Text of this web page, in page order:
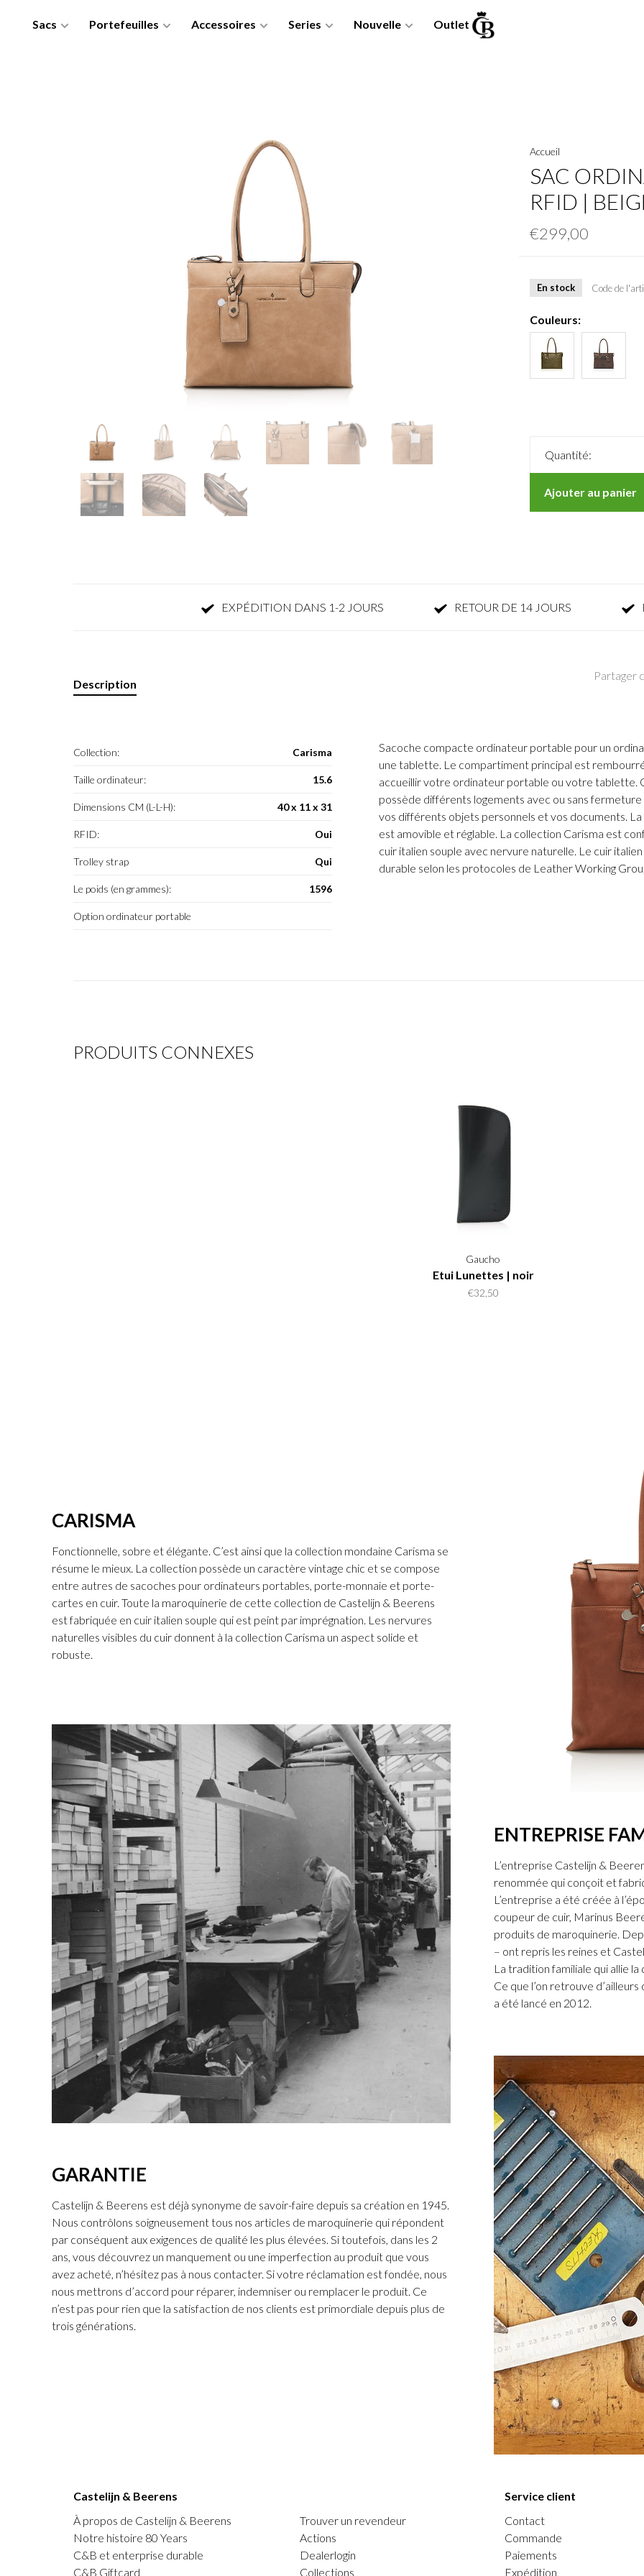
Sacs Portefeuilles Accessoires Series Nouvelle Outlet
Accueil
SAC
RFID |
€299,00
En stock Code de
Couleurs:
Quantité:
Ajouter au panier
EXPÉDITION DANS 1-2 JOURS RETOUR DE 14 JOURS
Partager
Description
Collection: Carisma
Taille ordinateur: 15.6
Dimensions CM (L-L-H): 40 x 11 x 31
RFID: Oui
Trolley strap Qui
Le poids (en grammes): 1596
Option ordinateur portable
Sacoche compacte ordinateur portable pour un
une tablette. Le compartiment principal est
accueillir votre ordinateur portable ou votre tablette.
possède différents logements avec ou sans
vos différents objets personnels et vos documents.
est amovible et réglable. La collection Carisma est
cuir italien souple avec nervure naturelle. Le cuir
durable selon les protocoles de Leather Working
PRODUITS CONNEXES
Gaucho
Etui Lunettes | noir
€32,50
CARISMA
Fonctionnelle, sobre et élégante. C’est ainsi que la collection mondaine Carisma se
résume le mieux. La collection possède un caractère vintage chic et se compose
entre autres de sacoches pour ordinateurs portables, porte-monnaie et porte-
cartes en cuir. Toute la maroquinerie de cette collection de Castelijn & Beerens
est fabriquée en cuir italien souple qui est peint par imprégnation. Les nervures
naturelles visibles du cuir donnent à la collection Carisma un aspect solide et
robuste.
ENTREPRISE
L’entreprise Castelijn &
renommée qui conçoit et
L’entreprise a été créée à
coupeur de cuir, Marinus
produits de maroquinerie.
– ont repris les reines et
La tradition familiale qui allie
Ce que l’on retrouve
a été lancé en 2012.
GARANTIE
Castelijn & Beerens est déjà synonyme de savoir-faire depuis sa création en 1945.
Nous contrôlons soigneusement tous nos articles de maroquinerie qui répondent
par conséquent aux exigences de qualité les plus élevées. Si toutefois, dans les 2
ans, vous découvrez un manquement ou une imperfection au produit que vous
avez acheté, n’hésitez pas à nous contacter. Si votre réclamation est fondée, nous
nous mettrons d’accord pour réparer, indemniser ou remplacer le produit. Ce
n’est pas pour rien que la satisfaction de nos clients est primordiale depuis plus de
trois générations.
Castelijn & Beerens
À propos de Castelijn & Beerens
Notre histoire 80 Years
C&B et enterprise durable
C&B Giftcard
Trouver un revendeur
Actions
Dealerlogin
Collections
Service client
Contact
Commande
Paiements
Expédition